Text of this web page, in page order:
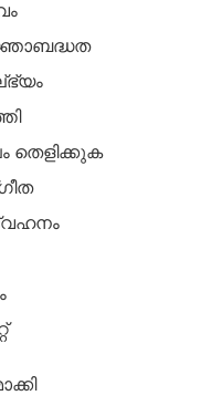
തെളിക്കുക